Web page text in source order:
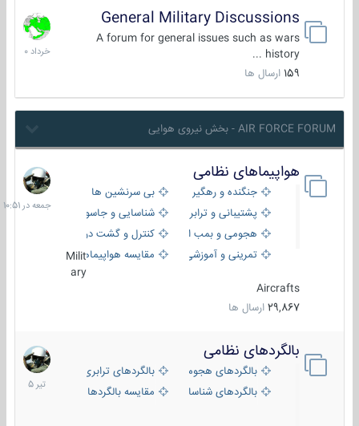
General Military Discussions
A forum for general issues such as wars
history ...
159 ارسال ها
10
خرداد
1400
AIR FORCE FORUM - بخش نیروی هوایی
هواپیماهای نظامی
جنگنده و رهگیر
بی سرنشین ها
پشتیبانی و ترابری
شناسایی و جاسوسی
هجومی و بمب افکن
کنترل و گشت دریایی
تمرینی و آموزشی
مقایسه هواپیماهاMilit
ary
Aircrafts
29,867 ارسال ها
جمعه
در
10:51
بالگردهای نظامی
بالگردهای هجومی
بالگردهای ترابری
بالگردهای شناسایی
مقایسه بالگردها
22
تیر
1405